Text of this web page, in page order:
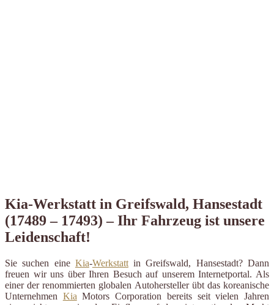
Kia-Werkstatt in Greifswald, Hansestadt
(17489 – 17493) – Ihr Fahrzeug ist unsere
Leidenschaft!
Sie suchen eine Kia-Werkstattin Greifswald, Hansestadt? Dann
freuen wir uns über Ihren Besuch auf unserem Internetportal. Als
einer der renommierten globalen Autohersteller übt das koreanische
Unternehmen Kia Motors Corporation bereits seit vielen Jahren